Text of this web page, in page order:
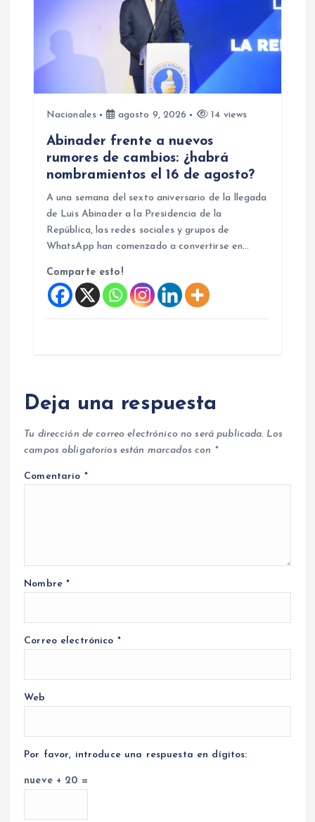
Nacionales agosto 9, 2026 14 views
Abinader frente a nuevos
rumores de cambios: ¿habrá
nombramientos el 16 de agosto?
A una semana del sexto aniversario de la llegada
de Luis Abinader a la Presidencia de la
República, las redes sociales y grupos de
WhatsApp han comenzado a convertirse en…
Comparte esto!
Deja una respuesta
Tu dirección de correo electrónico no será publicada. Los
campos obligatorios están marcados con *
Comentario *
Nombre*
Correo electrónico *
Web
Por favor, introduce una respuesta en dígitos:
nueve + 20 =